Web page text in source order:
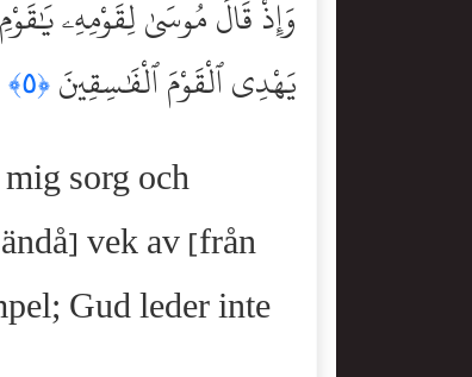
وَإِذْ قَالَ مُوسَىٰ لِقَوْمِهِۦ
يَهْدِى ٱلْقَوْمَ ٱلْفَٰسِقِينَ ﴿٥﴾
sorg och
vek av [från
Gud leder inte